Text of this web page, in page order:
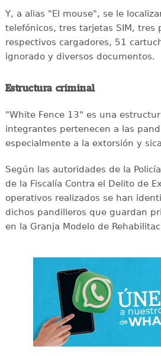
Y, a alias "El mouse", se le
telefónicos, tres tarjetas SIM, tres
respectivos cargadores, 51
ignorado y diversos documentos.
Estructura criminal
"White Fence 13" es una
integrantes pertenecen a las
especialmente a la extorsión y
Según las autoridades de la
de la Fiscalía Contra el Delito de
operativos realizados se han
dichos pandilleros que guardan
en la Granja Modelo de